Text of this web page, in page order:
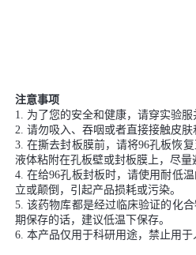
注意事项
1. 为了您的安全和健康，请穿实验服
2. 请勿吸入、吞咽或者直接接触皮肤
3. 在撕去封板膜前，请将96孔板恢
液体粘附在孔板壁或封板膜上，尽量
4. 在给96孔板封板时，请使用耐低
立或颠倒，引起产品损耗或污染。
5. 该药物库都是经过临床验证的化
期保存的话，建议低温下保存。
6. 本产品仅用于科研用途，禁止用于